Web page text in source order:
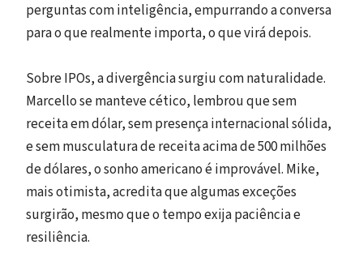
perguntas com inteligência, empurrando a conversa
para o que realmente importa, o que virá depois.
Sobre IPOs, a divergência surgiu com naturalidade.
Marcello se manteve cético, lembrou que sem
receita em dólar, sem presença internacional sólida,
e sem musculatura de receita acima de 500 milhões
de dólares, o sonho americano é improvável. Mike,
mais otimista, acredita que algumas exceções
surgirão, mesmo que o tempo exija paciência e
resiliência.